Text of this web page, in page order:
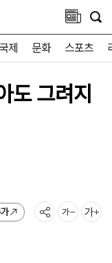
국제 문화 스포츠
도 그려지